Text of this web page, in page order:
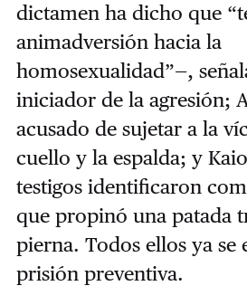
dictamen ha dicho que
animadversión hacia la
homosexualidad”—,
iniciador de la agresión;
acusado de sujetar a la
cuello y la espalda; y
testigos identificaron
que propinó una patada
pierna. Todos ellos ya se
prisión preventiva.